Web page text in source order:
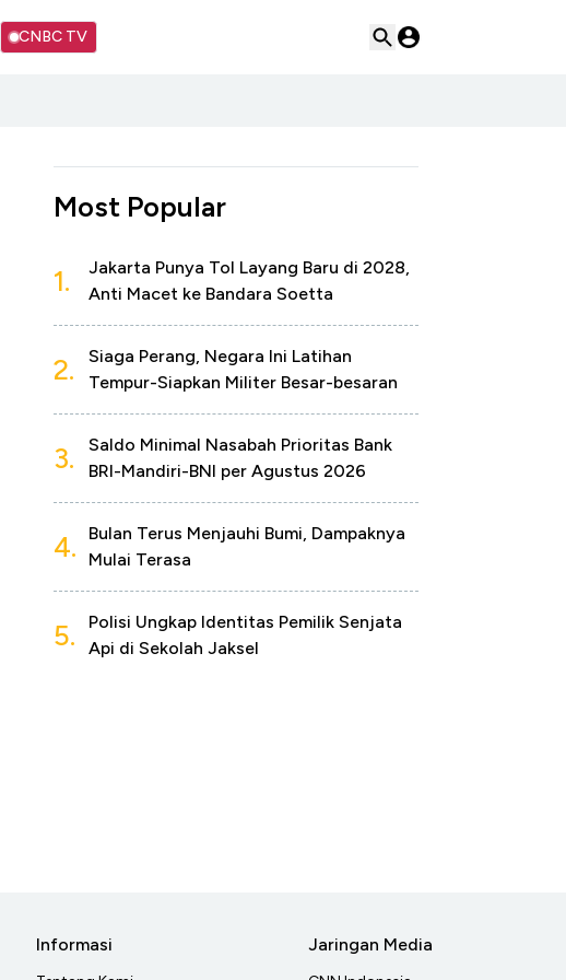
CNBC TV
Most Popular
1.
Jakarta Punya Tol Layang Baru di 2028,
Anti Macet ke Bandara Soetta
2.
Siaga Perang, Negara Ini Latihan
Tempur-Siapkan Militer Besar-besaran
3.
Saldo Minimal Nasabah Prioritas Bank
BRI-Mandiri-BNI per Agustus 2026
4.
Bulan Terus Menjauhi Bumi, Dampaknya
Mulai Terasa
5.
Polisi Ungkap Identitas Pemilik Senjata
Api di Sekolah Jaksel
Informasi Jaringan Media